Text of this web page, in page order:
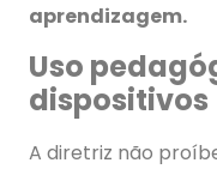
aprendizagem.
Uso
dispositivos
A diretriz não